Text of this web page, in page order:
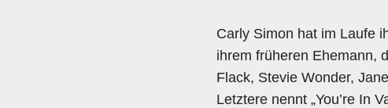
Carly Simon hat im Laufe
ihrem früheren Ehemann,
Flack, Stevie Wonder,
Letztere nennt „You’re In